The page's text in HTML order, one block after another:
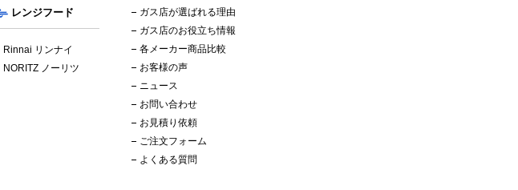
レンジフード
Rinnai リンナイ
NORITZ ノーリツ
ガス店が選ばれる理由
ガス店のお役立ち情報
各メーカー商品比較
お客様の声
ニュース
お問い合わせ
お見積り依頼
ご注文フォーム
よくある質問